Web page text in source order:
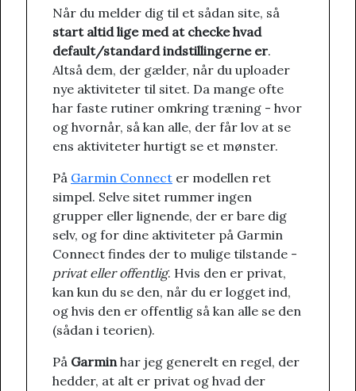
Når du melder dig til et sådan site, så
start altid lige med at checke hvad
default/standard indstillingerne er.
Altså dem, der gælder, når du uploader
nye aktiviteter til sitet. Da mange ofte
har faste rutiner omkring træning - hvor
og hvornår, så kan alle, der får lov at se
ens aktiviteter hurtigt se et mønster.
På Garmin Connect er modellen ret
simpel. Selve sitet rummer ingen
grupper eller lignende, der er bare dig
selv, og for dine aktiviteter på Garmin
Connect findes der to mulige tilstande -
privat eller offentlig. Hvis den er privat,
kan kun du se den, når du er logget ind,
og hvis den er offentlig så kan alle se den
(sådan i teorien).
På Garminhar jeg generelt en regel, der
hedder, at alt er privat og hvad der